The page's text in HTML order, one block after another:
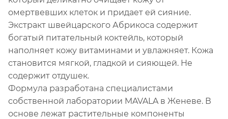
омертвевших клеток и придает ей сияние.
Экстракт швейцарского Абрикоса содержит
богатый питательный коктейль, который
наполняет кожу витаминами и увлажняет. Кожа
становится мягкой, гладкой и сияющей. Не
содержит отдушек.
Формула разработана специалистами
собственной лаборатории MAVALA в Женеве. В
основе лежат растительные компоненты